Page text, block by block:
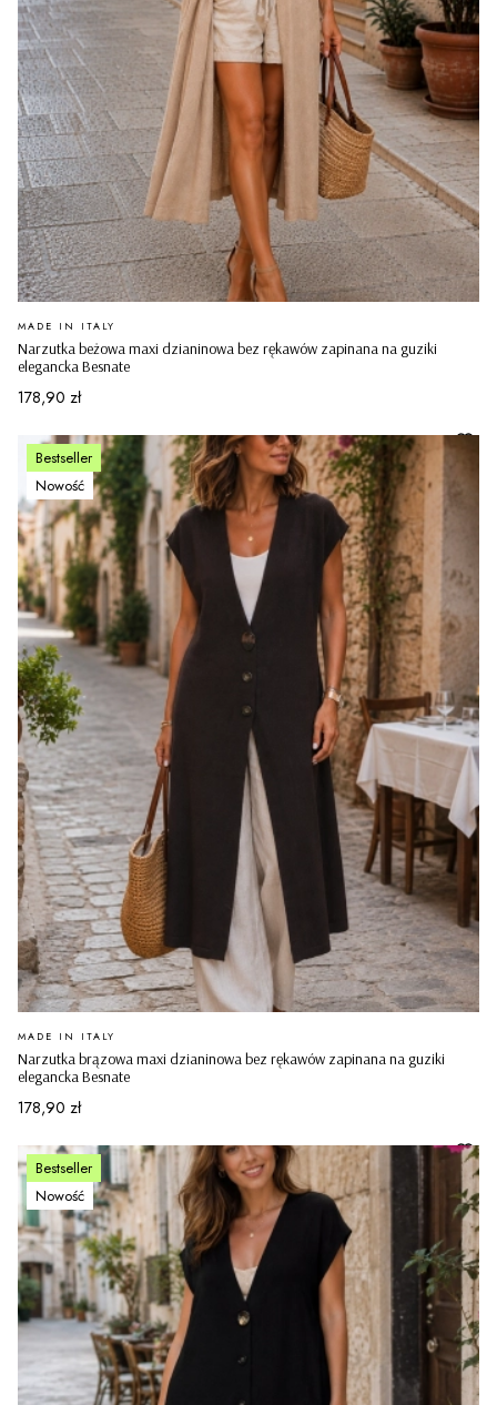
Narzutka beżowa maxi dzianinowa bez rękawów zapinana na guziki
elegancka Besnate
PRODUCENT
MADE IN ITALY
Cena
178,90 zł
Bestseller
Nowość
Narzutka brązowa maxi dzianinowa bez rękawów zapinana na guziki
elegancka Besnate
PRODUCENT
MADE IN ITALY
Cena
178,90 zł
Bestseller
Nowość